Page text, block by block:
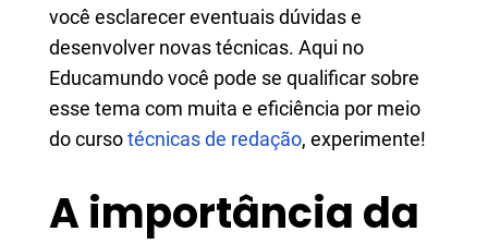
você esclarecer eventuais dúvidas e
desenvolver novas técnicas. Aqui no
Educamundo você pode se qualificar sobre
esse tema com muita e eficiência por meio
do cursotécnicas de redação, experimente!
A importância da